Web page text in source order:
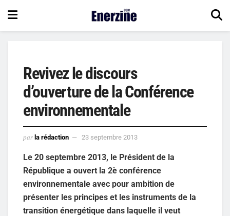
Revivez le discours
d’ouverture de la Conférence
environnementale
par la rédaction 23 septembre 2013
Le 20 septembre 2013, le Président de la
République a ouvert la 2è conférence
environnementale avec pour ambition de
présenter les principes et les instruments de la
transition énergétique dans laquelle il veut